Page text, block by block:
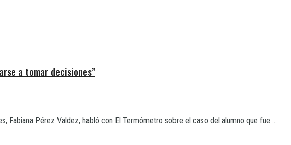
a tomar decisiones”
Fabiana Pérez Valdez, habló con El Termómetro sobre el caso del alumno que fue ...